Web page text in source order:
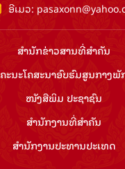
ອີເມວ:
ສຳ​ນັກ​ຂ່າວ​ສານ​ທີ່​ສຳ​ຄັນ​
ຄະນະໂຄສະນາອົບຮົມ​ສູນ​ກາງ​ພັ
ໜັງສືພິມ ປະ​ຊາ​ຊົນ
ສຳ​ນັກ​ງານ​ທີ່​ສຳ​ຄັນ
ສຳ​ນັກ​ງານ​ປະ​ທານ​ປະ​ເທດ